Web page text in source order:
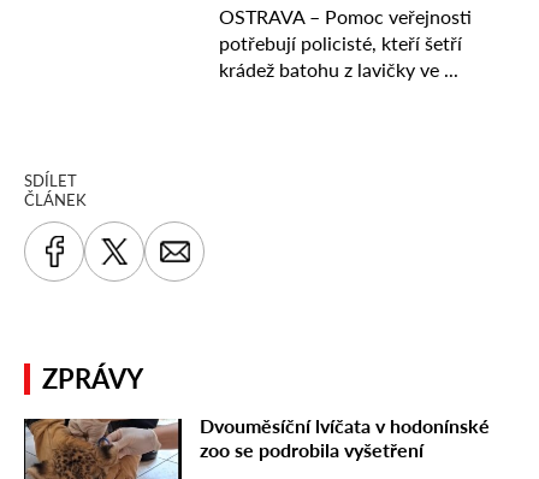
SDÍLET
ČLÁNEK
ZPRÁVY
Dvouměsíční lvíčata v hodonínské
zoo se podrobila vyšetření